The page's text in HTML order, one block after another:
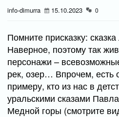
info-dimurra 15.10.2023 0
Помните присказку:
Наверное, поэтому так
персонажи –
рек, озер… Впрочем, есть
примеру, кто из нас в
уральскими сказами
Медной горы (смотрите